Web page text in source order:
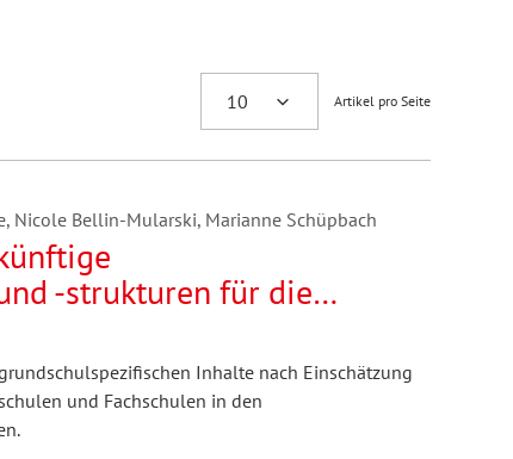
Artikel pro Seite
Nicole Bellin-Mularski, Marianne Schüpbach
-strukturen für die
mit
Inhalte nach Einschätzung
und Fachschulen in den